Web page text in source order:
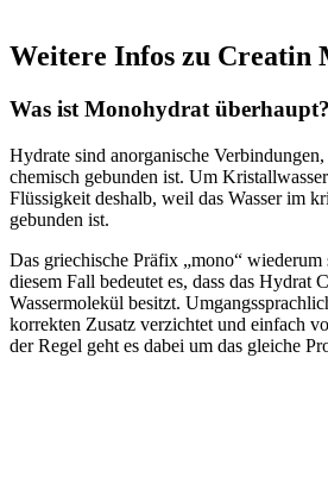
Weitere Infos zu Creatin
Was ist Monohydrat überhaupt?
Hydrate sind anorganische
chemisch gebunden ist. Um
Flüssigkeit deshalb, weil das Wasser im
gebunden ist.
Das griechische Präfix „mono“
diesem Fall bedeutet es, dass das Hydrat
Wassermolekül besitzt.
korrekten Zusatz verzichtet und einfach
der Regel geht es dabei um das gleiche